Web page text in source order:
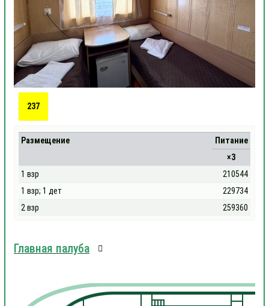
237
Размещение
Питание
×3
1 взр
210544
1 взр; 1 дет
229734
2 взр
259360
Главная палуба